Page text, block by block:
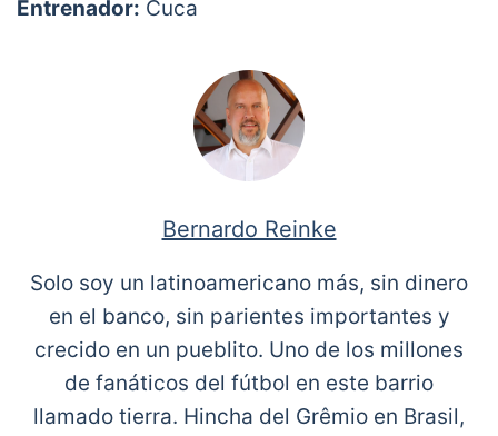
Entrenador: Cuca
Bernardo Reinke
Solo soy un latinoamericano más, sin dinero
en el banco, sin parientes importantes y
crecido en un pueblito. Uno de los millones
de fanáticos del fútbol en este barrio
llamado tierra. Hincha del Grêmio en Brasil,